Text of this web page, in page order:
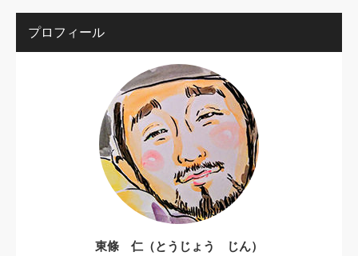
プロフィール
東條 仁（とうじょう じん）